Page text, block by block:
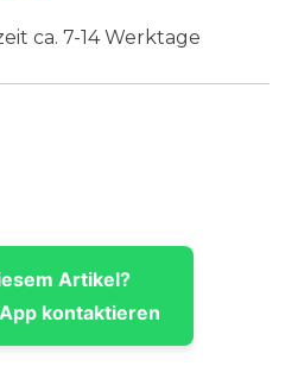
ca. 7-14 Werktage
Artikel?
kontaktieren